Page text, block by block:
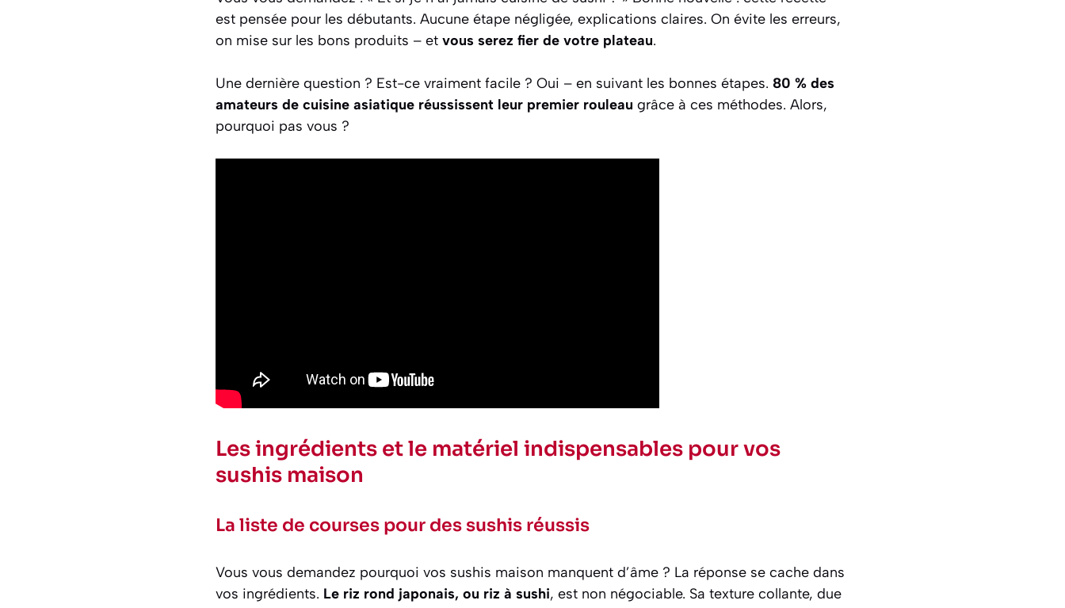
est pensée pour les débutants. Aucune étape négligée, explications claires. On évite les erreurs,
on mise sur les bons produits – et vous serez fier de votre plateau.
Une dernière question ? Est-ce vraiment facile ? Oui – en suivant les bonnes étapes. 80 % des
amateurs de cuisine asiatique réussissent leur premier rouleau grâce à ces méthodes. Alors,
pourquoi pas vous ?
Les ingrédients et le matériel indispensables pour vos
sushis maison
La liste de courses pour des sushis réussis
Vous vous demandez pourquoi vos sushis maison manquent d’âme ? La réponse se cache dans
vos ingrédients. Le riz rond japonais, ou riz à sushi, est non négociable. Sa texture collante, due